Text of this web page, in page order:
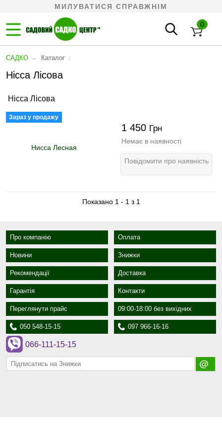
МИЛУВАТИСЯ СПРАВЖНІМ
0
САДКО → Каталог ↓
Нісса Лісова
Нісса Лісова
Зараз у продажу
1 450 Грн
Немає в наявності
Повідомити про наявність
Показано 1 - 1 з 1
Про компанію Оплата
Новини Знижки
Рекомендації Доставка
Гарантія Контакти
Переглянути прайс 09:00-18:00 без вихідних
050 548-15-15 097 966-16-16
066-111-15-15